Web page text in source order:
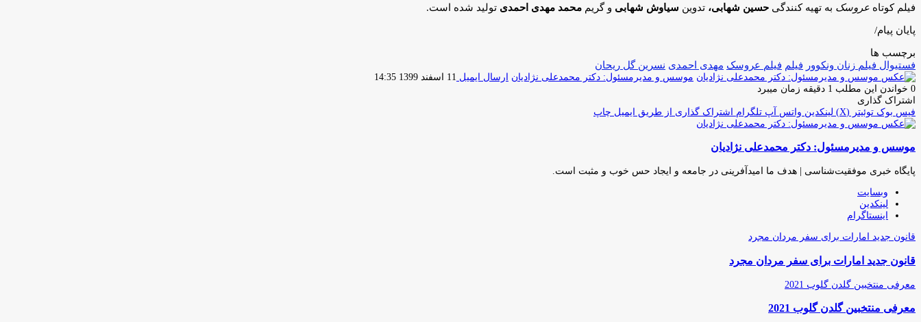
فیلم کوتاه عروسک به تهیه کنندگی حسین شهابی، تدوین سیاوش شهابی و گریم محمد مهدی احمدی تولید شده است.
پایان پیام/
برچسب ها
فستیوال فیلم زنان ونکوور فیلم فیلم عروسک مهدی احمدی نسرین گل ریحان
موسس و مدیرمسئول: دکتر محمدعلی نژادیان ارسال ایمیل 11 اسفند 1399 14:35
0 خواندن این مطلب 1 دقیقه زمان میبرد
اشتراک گذاری
فیس بوک توئیتر (X) لینکدین واتس آپ تلگرام اشتراک گذاری از طریق ایمیل چاپ
موسس و مدیرمسئول: دکتر محمدعلی نژادیان
پایگاه خبری موفقیت‌شناسی | هدف ما امیدآفرینی در جامعه و ایجاد حس خوب و مثبت است.
وبسایت
لینکدین
اینستاگرام
قانون جدید امارات برای سفر مردان مجرد
قانون جدید امارات برای سفر مردان مجرد
معرفی منتخبین گلدن گلوب 2021
معرفی منتخبین گلدن گلوب 2021